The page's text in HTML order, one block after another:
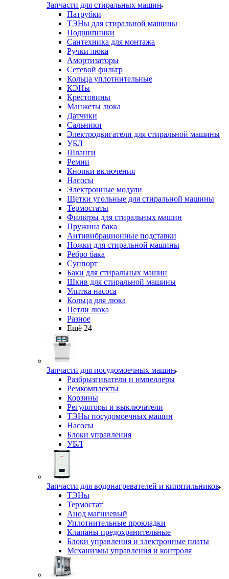
Запчасти для стиральных машин
Патрубки
ТЭНы для стиральной машины
Подшипники
Сантехника для монтажа
Ручки люка
Амортизаторы
Сетевой фильтр
Кольца уплотнительные
КЭНы
Крестовины
Манжеты люка
Датчики
Сальники
Электродвигатели для стиральной машины
УБЛ
Шланги
Ремни
Кнопки включения
Насосы
Электронные модули
Щетки угольные для стиральной машины
Термостаты
Фильтры для стиральных машин
Пружина бака
Антивибрационные подставки
Ножки для стиральной машины
Ребро бака
Суппорт
Баки для стиральных машин
Шкив для стиральной машины
Улитка насоса
Кольца для люка
Петли люка
Разное
Ещё 24
Запчасти для посудомоечных машин
Разбрызгиватели и импеллеры
Ремкомплекты
Корзины
Регуляторы и выключатели
ТЭНы посудомоечных машин
Насосы
Блоки управления
УБЛ
Запчасти для водонагревателей и кипятильников
ТЭНы
Термостат
Анод магниевый
Уплотнительные прокладки
Клапаны предохранительные
Блоки управления и электронные платы
Механизмы управления и контроля